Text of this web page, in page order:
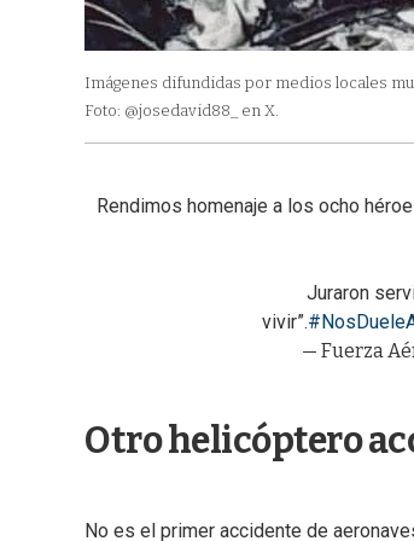
Imágenes difundidas por medios locales
Foto: @josedavid88_ en X.
Rendimos homenaje a los ocho
Juraron
vivir”.
— Fuerza
Otro helicóptero
No es el primer accidente de